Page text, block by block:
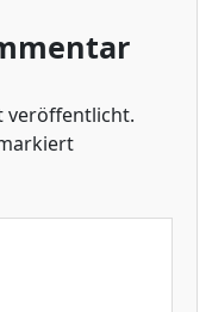
veröffentlicht.